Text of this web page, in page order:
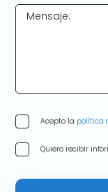
Mensaje:
Acepto la política
Quiero recibir